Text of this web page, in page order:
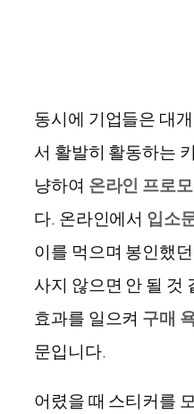
동시에 기업들은 대
서 활발히 활동하는
냥하여 온라인 프로
다. 온라인에서 입소
이를 먹으며 봉인했
사지 않으면 안 될 것
효과를 일으켜 구매
문입니다.
어렸을 때 스티커를